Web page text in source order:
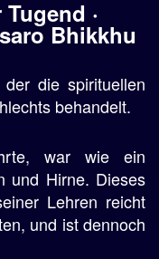
·
Bhikkhu
die spirituellen
behandelt.
war wie ein
und Hirne. Dieses
Lehren reicht
und ist dennoch